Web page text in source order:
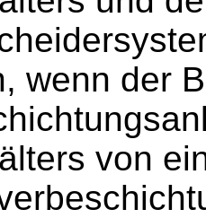
wenn der
von